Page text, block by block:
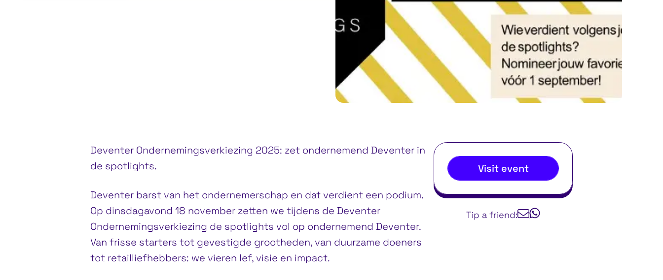
Deventer Ondernemingsverkiezing 2025: zet ondernemend Deventer in
de spotlights.
Deventer barst van het ondernemerschap en dat verdient een podium.
Op dinsdagavond 18 november zetten we tijdens de Deventer
Ondernemingsverkiezing de spotlights vol op ondernemend Deventer.
Van frisse starters tot gevestigde grootheden, van duurzame doeners
tot retailliefhebbers: we vieren lef, visie en impact.
Visit event
Tip a friend: